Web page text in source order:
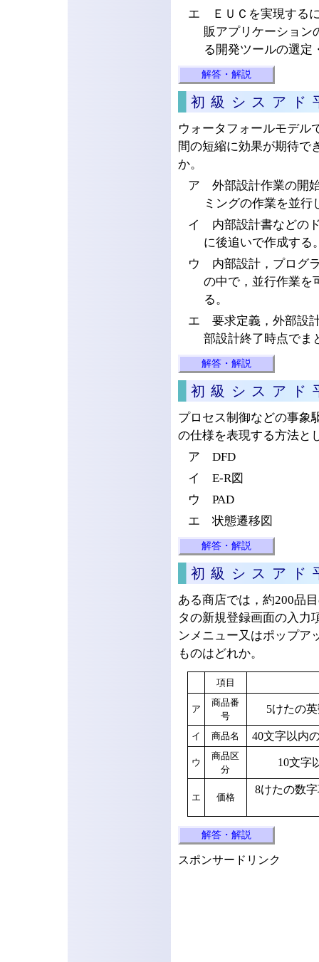
エ ＥＵＣを実現する
販アプリケーション
る開発ツールの選定
解答・解説
初級シスア
ウォータフォールモデル
間の短縮に効果が期待で
か。
ア 外部設計作業の開
ミングの作業を並行
イ 内部設計書などの
に後追いで作成する
ウ 内部設計，プログ
の中で，並行作業を
る。
エ 要求定義，外部設
部設計終了時点でま
解答・解説
初級シスア
プロセス制御などの事象
の仕様を表現する方法と
ア DFD
イ E-R図
ウ PAD
エ 状態遷移図
解答・解説
初級シスア
ある商店では，約200品
タの新規登録画面の入力
ンメニュー又はポップア
ものはどれか。
項目
ア
商品番
号
5けたの
イ 商品名 40文字以内
ウ
商品区
分
10文字
エ 価格
8けたの数
解答・解説
スポンサードリンク